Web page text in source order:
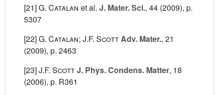
[21]G. Catalan et al. J. Mater. Sci., 44 (2009), p.
5307
[22]G. Catalan; J.F. ScottAdv. Mater., 21
(2009), p. 2463
[23]J.F. ScottJ. Phys. Condens. Matter, 18
(2006), p. R361